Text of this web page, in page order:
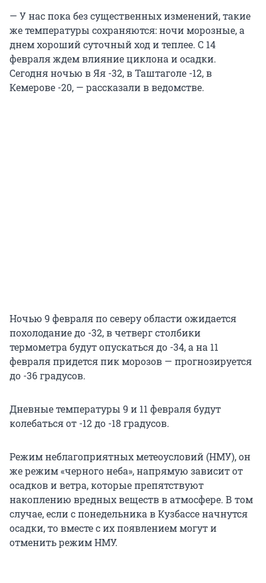
— У нас пока без существенных изменений, такие
же температуры сохраняются: ночи морозные, а
днем хороший суточный ход и теплее. С 14
февраля ждем влияние циклона и осадки.
Сегодня ночью в Яя -32, в Таштаголе -12, в
Кемерове -20, — рассказали в ведомстве.
Ночью 9 февраля по северу области ожидается
похолодание до -32, в четверг столбики
термометра будут опускаться до -34, а на 11
февраля придется пик морозов — прогнозируется
до -36 градусов.
Дневные температуры 9 и 11 февраля будут
колебаться от -12 до -18 градусов.
Режим неблагоприятных метеоусловий (НМУ), он
же режим «черного неба», напрямую зависит от
осадков и ветра, которые препятствуют
накоплению вредных веществ в атмосфере. В том
случае, если с понедельника в Кузбассе начнутся
осадки, то вместе с их появлением могут и
отменить режим НМУ.